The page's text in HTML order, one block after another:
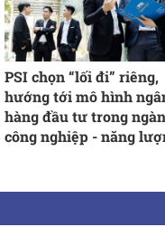
PSI chọn “lối đi” riêng,
hướng tới mô hình
hàng đầu tư trong
công nghiệp - năng